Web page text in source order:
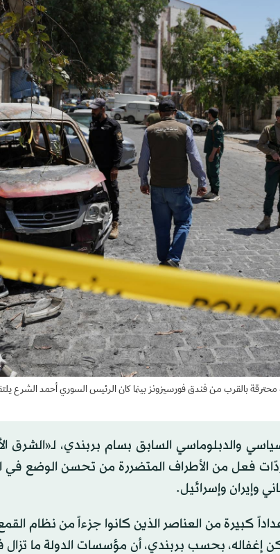
محترقة بالقرب من فندق فورسيزونز بينما كان الرئيس السوري أحمد الشرع
والدبلوماسي السابق بسام بربندي،
فعل من الأطراف المتضررة من تحسن الوضع في
وإيران وإسرائيل.
كبيرة من العناصر الذين كانوا جزءاً من نظام
إغفاله، بحسب بربندي، أن مؤسسات الدولة ما تزال